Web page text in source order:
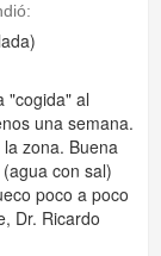
"cogida" al
una semana.
zona. Buena
con sal)
poco a poco
Dr. Ricardo